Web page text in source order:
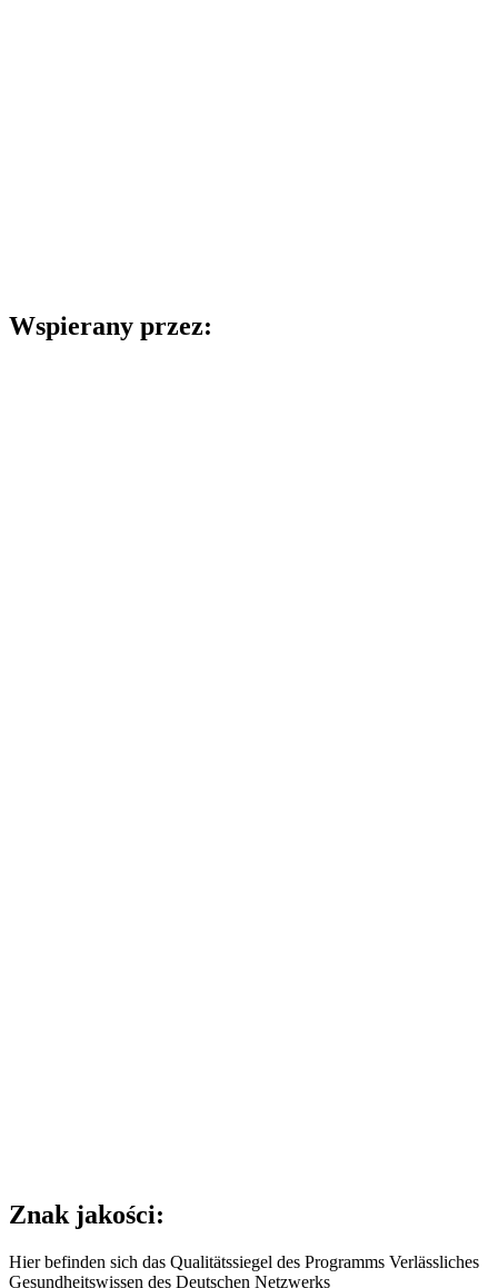
Wspierany przez:
Znak jakości:
Hier befinden sich das Qualitätssiegel des Programms Verlässliches
Gesundheitswissen des Deutschen Netzwerks